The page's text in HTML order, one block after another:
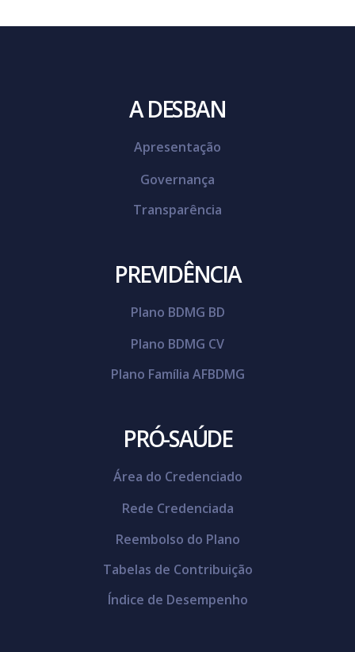
A DESBAN
Apresentação
Governança
Transparência
PREVIDÊNCIA
Plano BDMG BD
Plano BDMG CV
Plano Família AFBDMG
PRÓ-SAÚDE
Área do Credenciado
Rede Credenciada
Reembolso do Plano
Tabelas de Contribuição
Índice de Desempenho